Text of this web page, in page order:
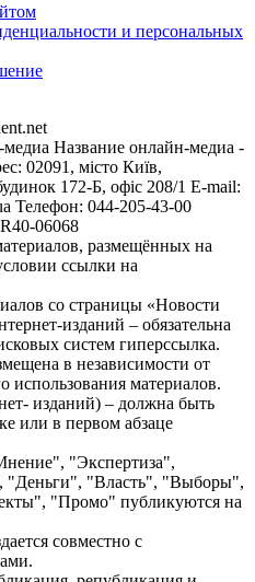
и персональных
Название онлайн-медиа -
02091, місто Київ,
172-Б, офіс 208/1 E-mail:
Телефон: 044-205-43-00
06068
размещённых на
ссылки на
со страницы «Новости
изданий – обязательна
систем гиперссылка.
в независимости от
использования материалов.
изданий) – должна быть
или в первом абзаце
"Экспертиза",
"Деньги", "Власть", "Выборы",
"Промо" публикуются на
совместно с